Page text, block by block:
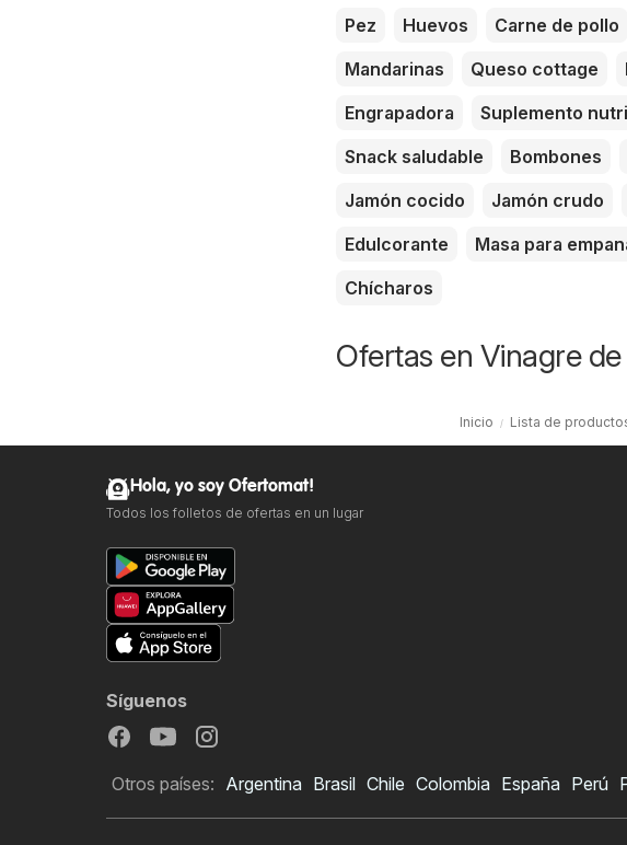
Pez Huevos Carne de pollo
Mandarinas
Queso cottage
Engrapadora
Suplemento
Snack saludable
Bombones
Jamón cocido
Jamón crudo
Edulcorante
Masa para
Chícharos
Ofertas en Vinagre
Inicio Lista de
Hola, yo soy Ofertomat!
Todos los folletos de ofertas en un lugar
Síguenos
Otros países: Argentina Brasil Chile Colombia España Perú